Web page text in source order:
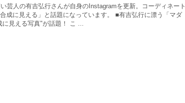
芸人の有吉弘行さんが自身のInstagramを更新。コーディネート
成に見える」と話題になっています。 ■有吉弘行に漂う「マダ
に見える写真"が話題！ こ ...